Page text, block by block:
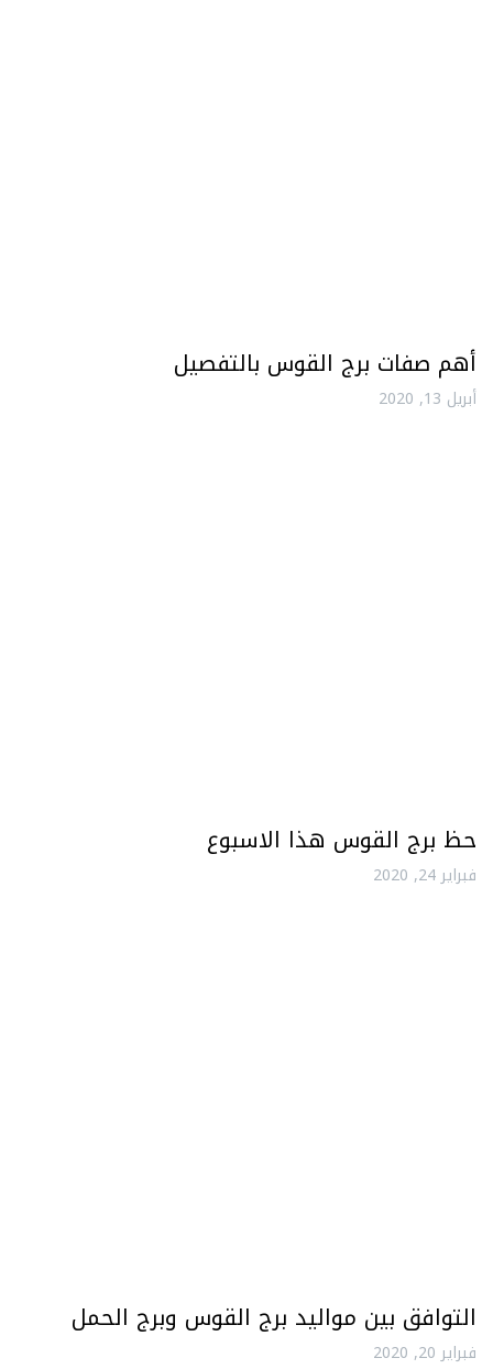
أهم صفات برج القوس بالتفصيل
أبريل 13, 2020
حظ برج القوس هذا الاسبوع
فبراير 24, 2020
التوافق بين مواليد برج القوس وبرج الحمل
فبراير 20, 2020